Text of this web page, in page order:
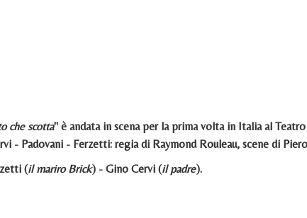
che scotta" è andata in scena per la prima volta in Italia al
- Padovani - Ferzetti: regia di Raymond Rouleau, scene di
(il mariro Brick) - Gino Cervi (il padre).